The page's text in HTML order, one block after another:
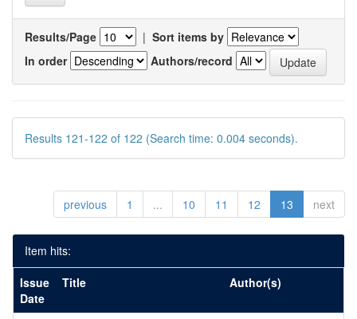
Results/Page | Sort items by
In order
Authors/record
Results 121-122 of 122 (Search time: 0.004 seconds).
previous 1 ... 10 11 12 13 next
Item hits:
Issue
Date
Title Author(s)